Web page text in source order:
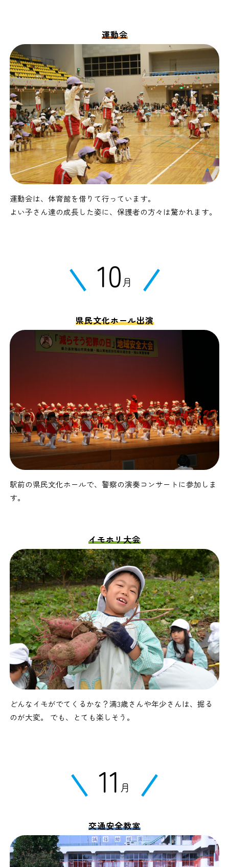
運動会
運動会は、体育館を借りて行っています。
よい子さん達の成長した姿に、保護者の方々は驚かれます。
10月
県民文化ホール出演
駅前の県民文化ホールで、警察の演奏コンサートに参加しま
す。
イモホリ大会
どんなイモがでてくるかな？満3歳さんや年少さんは、掘る
のが大変。 でも、とても楽しそう。
11 月
交通安全教室